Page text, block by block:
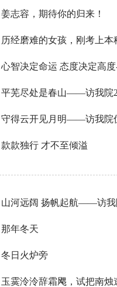
姜志容，期待你的归来！
历经磨难的女孩，刚考上本
心智决定命运 态度决定高
平芜尽处是春山——访我院
守得云开见月明——访我院
款款独行 才不至倾溢
山河远阔 扬帆起航——访我
那年冬天
冬日火炉旁
玉霙泠泠辞霜飔，试把南烛